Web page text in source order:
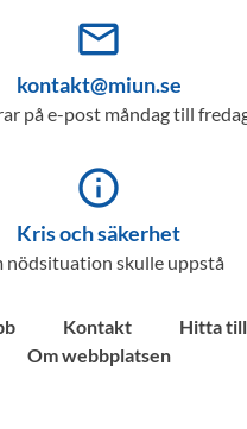
mail_outline
kontakt@miun.se
på e-post måndag till
info_outline
Kris och säkerhet
nödsituation skulle uppstå
Kontakt
Hitta till
Om webbplatsen